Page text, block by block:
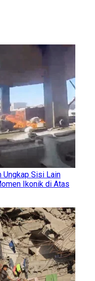
Ungkap Sisi Lain
Ikonik di Atas